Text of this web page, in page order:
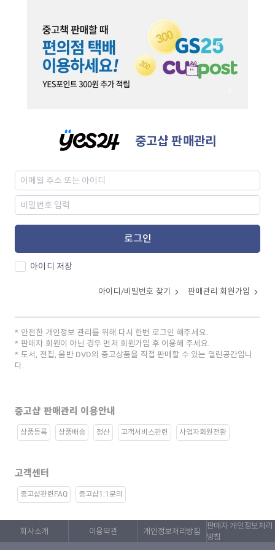
중고샵 판매관리
로그인
아이디 저장
아이디/비밀번호 찾기 판매관리 회원가입
안전한 개인정보 관리를 위해 다시 한번 로그인 해주세요.
판매자 회원이 아닌 경우 먼저 회원가입 후 이용해 주세요.
도서, 전집, 음반 DVD의 중고상품을 직접 판매할 수 있는 열린공간입니
다.
중고샵 판매관리 이용안내
상품등록 상품배송 정산 고객서비스관련 사업자회원전환
고객센터
중고샵관련FAQ 중고샵1:1문의
회사소개 이용약관 개인정보처리방침
판매자 개인정보처리
방침